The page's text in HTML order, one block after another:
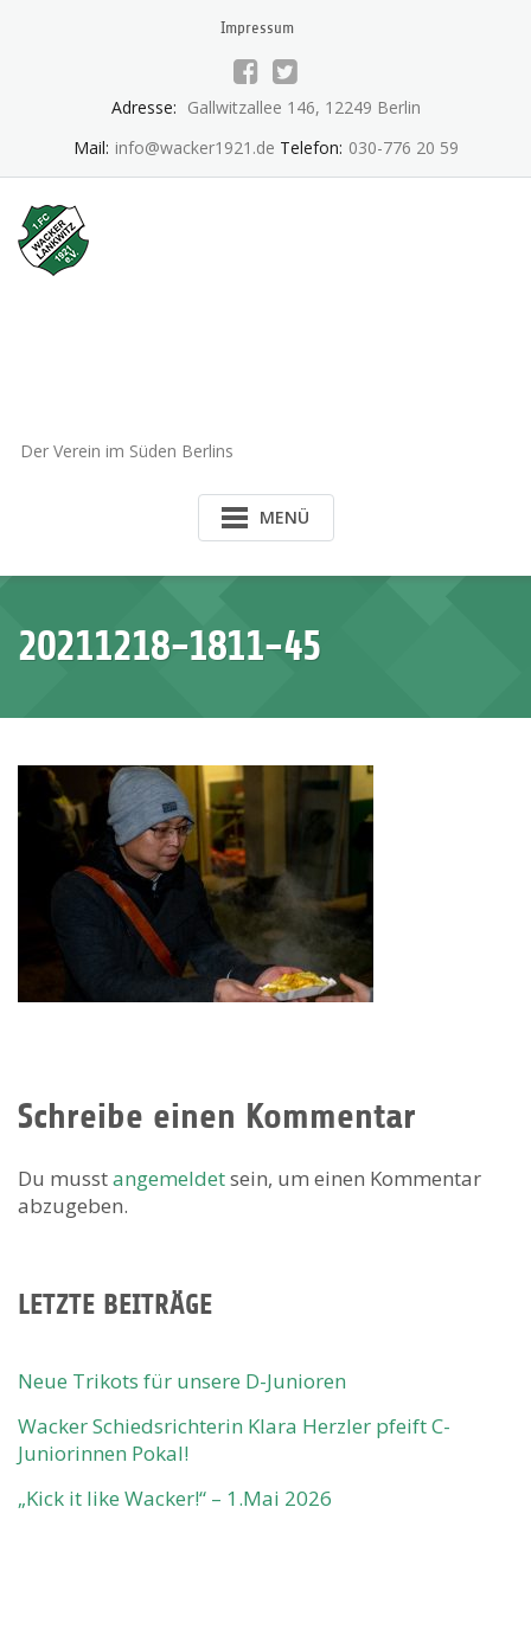
Impressum
Adresse: Gallwitzallee 146, 12249 Berlin
Mail: info@wacker1921.de Telefon: 030-776 20 59
Der Verein im Süden Berlins
MENÜ
20211218-1811-45
Schreibe einen Kommentar
Du musstangemeldetsein, um einen Kommentar
abzugeben.
LETZTE BEITRÄGE
Neue Trikots für unsere D-Junioren
Wacker Schiedsrichterin Klara Herzler pfeift C-
Juniorinnen Pokal!
„Kick it like Wacker!“ – 1.Mai 2026